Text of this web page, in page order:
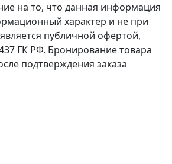
на то, что данная информация
характер и не при
публичной офертой,
ГК РФ. Бронирование товара
подтверждения заказа